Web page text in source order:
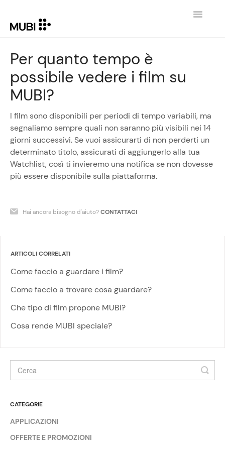
Toggle
TORNA SU MUBI.COM
Per quanto tempo è
possibile vedere i film su
MUBI?
I film sono disponibili per periodi di tempo variabili, ma
segnaliamo sempre quali non saranno più visibili nei 14
giorni successivi. Se vuoi assicurarti di non perderti un
determinato titolo, assicurati di aggiungerlo alla tua
Watchlist, così ti invieremo una notifica se non dovesse
più essere disponibile sulla piattaforma.
Hai ancora bisogno d'aiuto?CONTATTACI
ARTICOLI CORRELATI
Come faccio a guardare i film?
Come faccio a trovare cosa guardare?
Che tipo di film propone MUBI?
Cosa rende MUBI speciale?
CATEGORIE
APPLICAZIONI
OFFERTE E PROMOZIONI